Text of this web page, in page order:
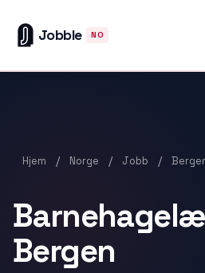
Jobble NO
Hjem / Norge / Jobb /
Bergen